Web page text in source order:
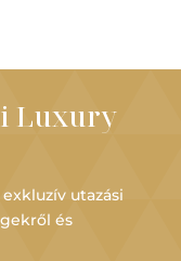
Luxury
utazási
és